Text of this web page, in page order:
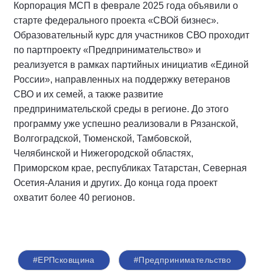
Корпорация МСП в феврале 2025 года объявили о
старте федерального проекта «СВОй бизнес».
Образовательный курс для участников СВО проходит
по партпроекту «Предпринимательство» и
реализуется в рамках партийных инициатив «Единой
России», направленных на поддержку ветеранов
СВО и их семей, а также развитие
предпринимательской среды в регионе. До этого
программу уже успешно реализовали в Рязанской,
Волгоградской, Тюменской, Тамбовской,
Челябинской и Нижегородской областях,
Приморском крае, республиках Татарстан, Северная
Осетия-Алания и других. До конца года проект
охватит более 40 регионов.
#ЕРПсковщина #Предпринимательство